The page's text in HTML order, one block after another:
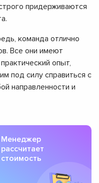
придерживаются
команда отлично
Все они имеют
опыт,
под силу справиться с
направленности и
Менеджер
рассчитает
стоимость